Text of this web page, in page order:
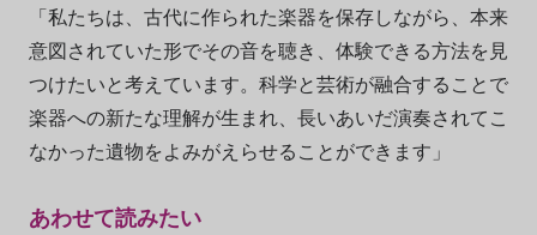
「私たちは、古代に作られた楽器を保存しながら、本来
意図されていた形でその音を聴き、体験できる方法を見
つけたいと考えています。科学と芸術が融合することで
楽器への新たな理解が生まれ、長いあいだ演奏されてこ
なかった遺物をよみがえらせることができます」
あわせて読みたい